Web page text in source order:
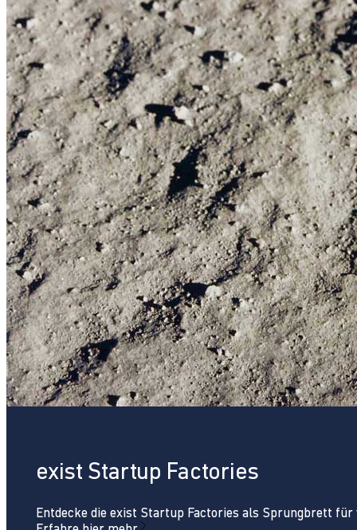
exist Startup Factories
Entdecke die exist Startup Factories als Sprungbrett